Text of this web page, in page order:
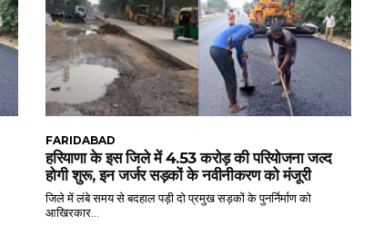
FARIDABAD
हरियाणा के इस जिले में 4.53 करोड़ की परियोजना जल्द
होगी शुरू, इन जर्जर सड़कों के नवीनीकरण को मंजूरी
जिले में लंबे समय से बदहाल पड़ी दो प्रमुख सड़कों के पुनर्निर्माण को
आखिरकार...